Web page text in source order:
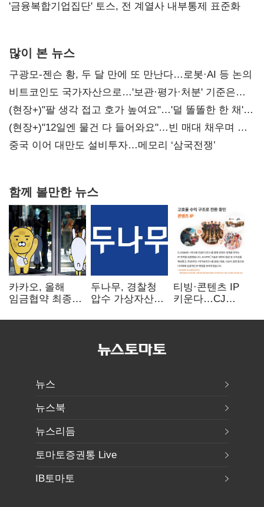
'금융복합기업집단' 토스, 전 계열사 내부통제 표준화
많이 본 뉴스
구광모-젠슨 황, 두 달 만에 또 만난다…로봇·AI 등 논의
비트코인도 국가자산으로…'보관·평가·처분' 기준은
숙제
(현장+)"팔 생각 접고 호가 높여요"…'덜 똘똘한 한 채'
20억 키맞추기
(현장+)"12일엔 물건 다 들어와요"…빈 매대 채우며 문
연 홈플러스
중국 이어 대만도 설비투자…메모리 ‘삼국전쟁’
함께 볼만한 뉴스
카카오, 올해
임금협약 최종
인상·격려금
두나무, 경찰청
압수 가상자산
커스터디 사업
티빙·콘텐츠 IP
키운다…CJ
글로벌 확장 가속
뉴스
뉴스북
뉴스리듬
토마토증권통 Live
IB토마토